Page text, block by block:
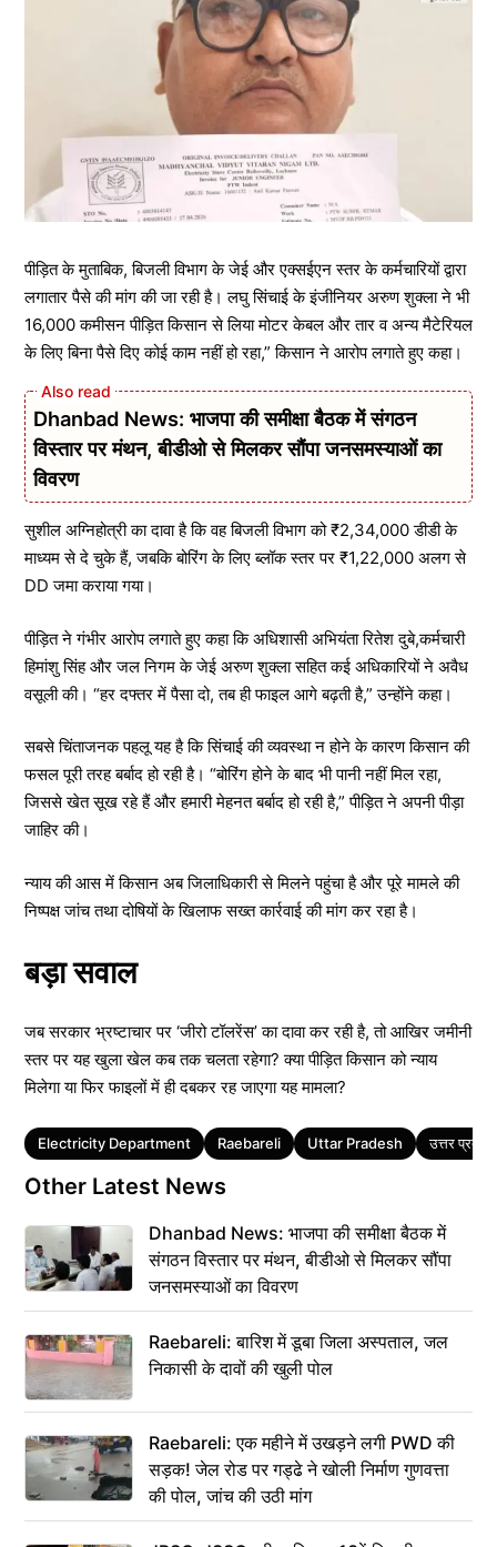
पीड़ित के मुताबिक, बिजली विभाग के जेई और एक्सईएन स्तर के कर्मचारियों द्वारा
लगातार पैसे की मांग की जा रही है। लघु सिंचाई के इंजीनियर अरुण शुक्ला ने भी
16,000 कमीसन पीड़ित किसान से लिया मोटर केबल और तार व अन्य मैटेरियल
के लिए बिना पैसे दिए कोई काम नहीं हो रहा,” किसान ने आरोप लगाते हुए कहा।
Dhanbad News: भाजपा की समीक्षा बैठक में संगठन
विस्तार पर मंथन, बीडीओ से मिलकर सौंपा जनसमस्याओं का
विवरण
सुशील अग्निहोत्री का दावा है कि वह बिजली विभाग को ₹2,34,000 डीडी के
माध्यम से दे चुके हैं, जबकि बोरिंग के लिए ब्लॉक स्तर पर ₹1,22,000 अलग से
DD जमा कराया गया।
पीड़ित ने गंभीर आरोप लगाते हुए कहा कि अधिशासी अभियंता रितेश दुबे,कर्मचारी
हिमांशु सिंह और जल निगम के जेई अरुण शुक्ला सहित कई अधिकारियों ने अवैध
वसूली की। “हर दफ्तर में पैसा दो, तब ही फाइल आगे बढ़ती है,” उन्होंने कहा।
सबसे चिंताजनक पहलू यह है कि सिंचाई की व्यवस्था न होने के कारण किसान की
फसल पूरी तरह बर्बाद हो रही है। “बोरिंग होने के बाद भी पानी नहीं मिल रहा,
जिससे खेत सूख रहे हैं और हमारी मेहनत बर्बाद हो रही है,” पीड़ित ने अपनी पीड़ा
जाहिर की।
न्याय की आस में किसान अब जिलाधिकारी से मिलने पहुंचा है और पूरे मामले की
निष्पक्ष जांच तथा दोषियों के खिलाफ सख्त कार्रवाई की मांग कर रहा है।
बड़ा सवाल
जब सरकार भ्रष्टाचार पर ‘जीरो टॉलरेंस’ का दावा कर रही है, तो आखिर जमीनी
स्तर पर यह खुला खेल कब तक चलता रहेगा? क्या पीड़ित किसान को न्याय
मिलेगा या फिर फाइलों में ही दबकर रह जाएगा यह मामला?
Tags
Electricity Department Raebareli Uttar Pradesh उत्तर प्रदेश
Other Latest News
Dhanbad News: भाजपा की समीक्षा बैठक में
संगठन विस्तार पर मंथन, बीडीओ से मिलकर सौंपा
जनसमस्याओं का विवरण
Raebareli: बारिश में डूबा जिला अस्पताल, जल
निकासी के दावों की खुली पोल
Raebareli: एक महीने में उखड़ने लगी PWD की
सड़क! जेल रोड पर गड्ढे ने खोली निर्माण गुणवत्ता
की पोल, जांच की उठी मांग